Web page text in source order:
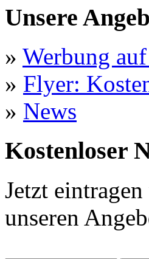
Unsere
» Werbung
» Flyer:
» News
Kostenloser
Jetzt
unseren